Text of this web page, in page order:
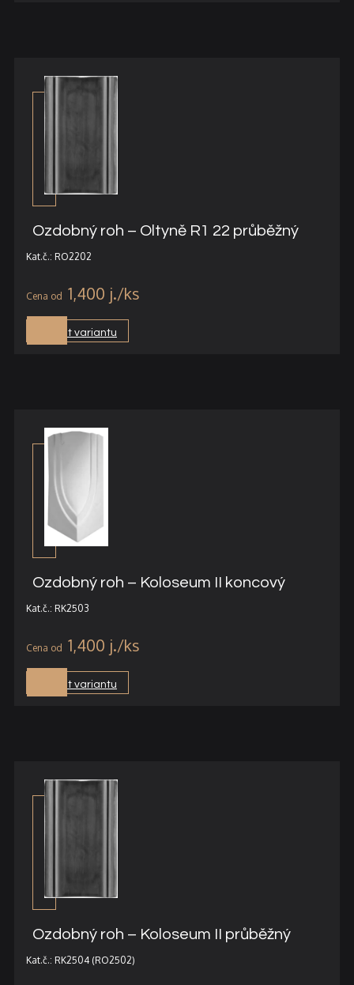
Ozdobný roh – Oltyně R1 22 průběžný
Kat.č.: RO2202
1,400 j.
Vybrat variantu
Ozdobný roh – Koloseum II koncový
Kat.č.: RK2503
1,400 j.
Vybrat variantu
Ozdobný roh – Koloseum II průběžný
Kat.č.: RK2504 (RO2502)